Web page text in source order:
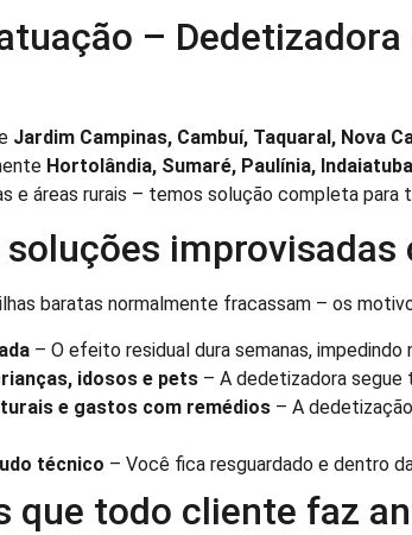
–
Jardim Campinas, Cambuí, Taquaral, Nova
Hortolândia, Sumaré, Paulínia,
e áreas rurais – temos solução completa para
soluções
baratas normalmente fracassam – os
– O efeito residual dura semanas, impedindo
idosos e pets – A dedetizadora segue
e gastos com remédios – A
técnico – Você fica resguardado e dentro
que todo cliente faz